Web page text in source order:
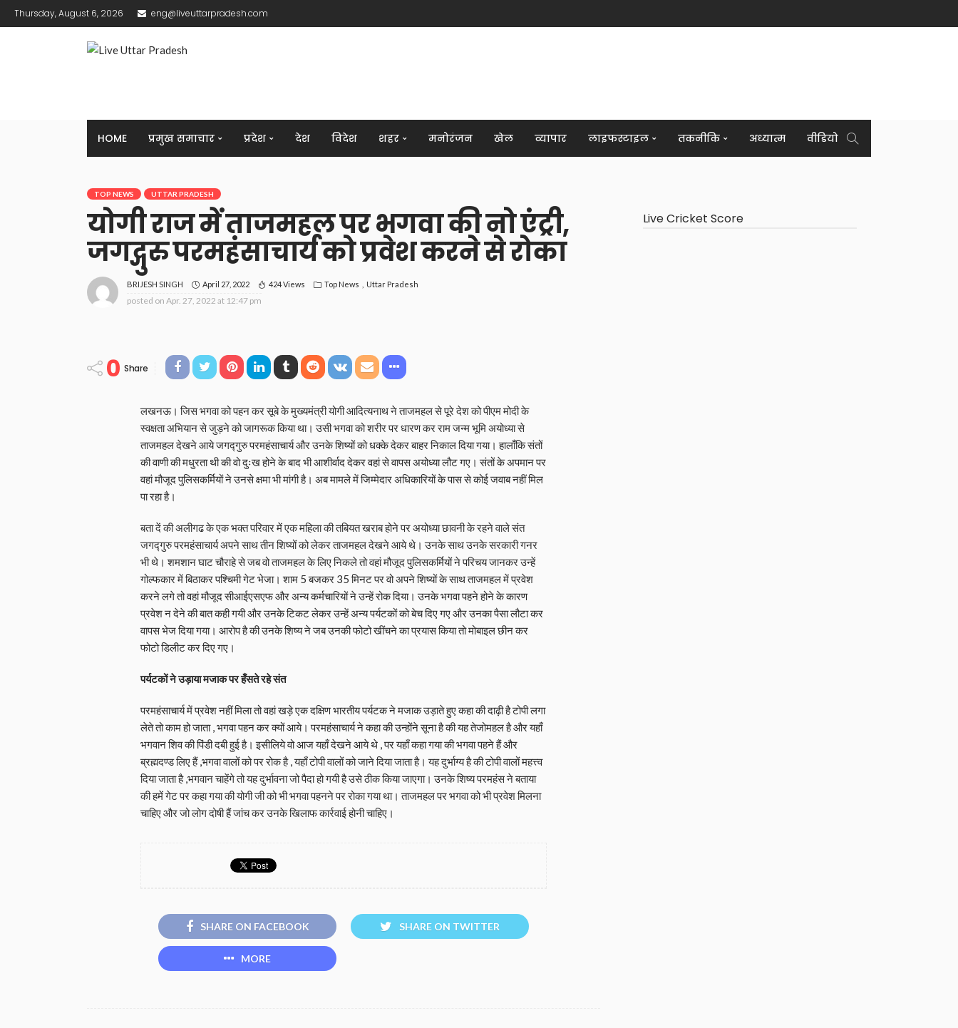
Thursday, August 6, 2026 eng@liveuttarpradesh.com
HOME प्रमुख समाचार प्रदेश देश विदेश शहर मनोरंजन खेल व्यापार लाइफस्टाइल तकनीकि अध्यात्म वीडियो
TOP NEWS UTTAR PRADESH
योगी राज में ताजमहल पर भगवा की नो एंट्री,
जगद्गुरु परमहंसाचार्य को प्रवेश करने से रोका
BRIJESH SINGH April 27, 2022 424 Views Top News Uttar Pradesh
posted on Apr. 27, 2022 at 12:47 pm
0 Share
लखनऊ। जिस भगवा को पहन कर सूबे के मुख्यमंत्री योगी आदित्यनाथ ने ताजमहल से पूरे देश को पीएम मोदी के
स्वक्षता अभियान से जुड़ने को जागरूक किया था। उसी भगवा को शरीर पर धारण कर राम जन्म भूमि अयोध्या से
ताजमहल देखने आये जगद्गुरु परमहंसाचार्य और उनके शिष्यों को धक्के देकर बाहर निकाल दिया गया। हालाँकि संतों
की वाणी की मधुरता थी की वो दुःख होने के बाद भी आशीर्वाद देकर वहां से वापस अयोध्या लौट गए। संतों के अपमान पर
वहां मौजूद पुलिसकर्मियों ने उनसे क्षमा भी मांगी है। अब मामले में जिम्मेदार अधिकारियों के पास से कोई जवाब नहीं मिल
पा रहा है।
बता दें की अलीगढ के एक भक्त परिवार में एक महिला की तबियत खराब होने पर अयोध्या छावनी के रहने वाले संत
जगद्गुरु परमहंसाचार्य अपने साथ तीन शिष्यों को लेकर ताजमहल देखने आये थे। उनके साथ उनके सरकारी गनर
भी थे। शमशान घाट चौराहे से जब वो ताजमहल के लिए निकले तो वहां मौजूद पुलिसकर्मियों ने परिचय जानकर उन्हें
गोल्फकार में बिठाकर पश्चिमी गेट भेजा। शाम 5 बजकर 35 मिनट पर वो अपने शिष्यों के साथ ताजमहल में प्रवेश
करने लगे तो वहां मौजूद सीआईएसएफ और अन्य कर्मचारियों ने उन्हें रोक दिया। उनके भगवा पहने होने के कारण
प्रवेश न देने की बात कही गयी और उनके टिकट लेकर उन्हें अन्य पर्यटकों को बेच दिए गए और उनका पैसा लौटा कर
वापस भेज दिया गया। आरोप है की उनके शिष्य ने जब उनकी फोटो खींचने का प्रयास किया तो मोबाइल छीन कर
फोटो डिलीट कर दिए गए।
पर्यटकों ने उड़ाया मजाक पर हँसते रहे संत
परमहंसाचार्य में प्रवेश नहीं मिला तो वहां खड़े एक दक्षिण भारतीय पर्यटक ने मजाक उड़ाते हुए कहा की दाढ़ी है टोपी लगा
लेते तो काम हो जाता , भगवा पहन कर क्यों आये। परमहंसाचार्य ने कहा की उन्होंने सूना है की यह तेजोमहल है और यहाँ
भगवान शिव की पिंडी दबी हुई है। इसीलिये वो आज यहाँ देखने आये थे , पर यहाँ कहा गया की भगवा पहने हैं और
ब्रह्मदण्ड लिए हैं ,भगवा वालों को पर रोक है , यहाँ टोपी वालों को जाने दिया जाता है। यह दुर्भाग्य है की टोपी वालों महत्त्व
दिया जाता है ,भगवान चाहेंगे तो यह दुर्भावना जो पैदा हो गयी है उसे ठीक किया जाएगा। उनके शिष्य परमहंस ने बताया
की हमें गेट पर कहा गया की योगी जी को भी भगवा पहनने पर रोका गया था। ताजमहल पर भगवा को भी प्रवेश मिलना
चाहिए और जो लोग दोषी हैं जांच कर उनके खिलाफ कार्रवाई होनी चाहिए।
SHARE ON FACEBOOK SHARE ON TWITTER
MORE
Live Cricket Score